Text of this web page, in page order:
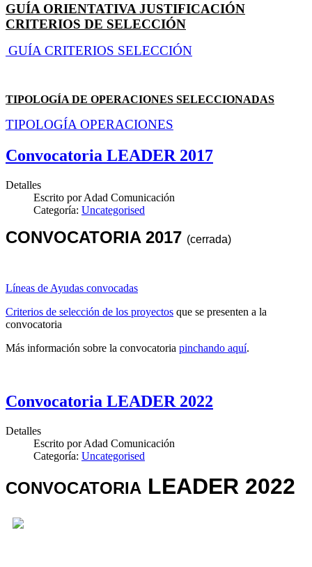
GUÍA ORIENTATIVA JUSTIFICACIÓN
CRITERIOS DE SELECCIÓN
GUÍA CRITERIOS SELECCIÓN
TIPOLOGÍA DE OPERACIONES SELECCIONADAS
TIPOLOGÍA OPERACIONES
Convocatoria LEADER 2017
Detalles
Escrito porAdad Comunicación
Categoría: Uncategorised
CONVOCATORIA 2017 (cerrada)
Líneas de Ayudas convocadas
Criterios de selección de los proyectos que se presenten a la
convocatoria
Más información sobre la convocatoria pinchando aquí.
Convocatoria LEADER 2022
Detalles
Escrito porAdad Comunicación
Categoría: Uncategorised
CONVOCATORIA LEADER 2022